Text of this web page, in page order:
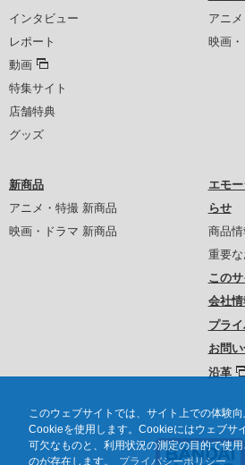
このウェブサイトでは、サイト上での体験
Cookieを使用します。Cookieにはウェブサ
可欠なものと、利用状況の測定の目的で使
のが存在します。
プライバシーポリシー
インタビュー
レポート
動画
特集サイト
店舗特典
グッズ
アニ
映画
新商品
アニメ・特撮 新商品
映画・ドラマ 新商品
エモ
らせ
商品情
重要
この
会社情
プラ
お問
沿革